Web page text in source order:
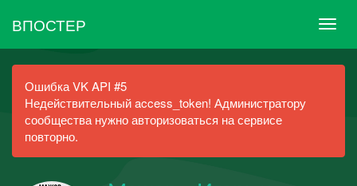
ВПОСТЕР
Ошибка VK API #5
Недействительный access_token! Администратору
сообщества нужно авторизоваться на сервисе
повторно.